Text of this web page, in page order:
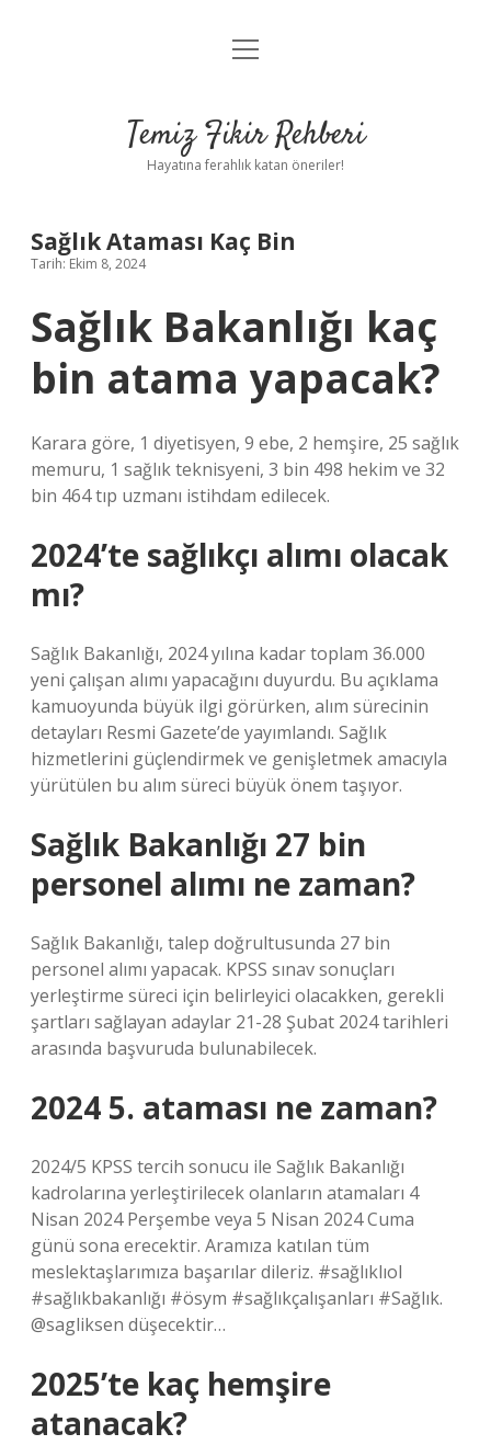
Anasayfa
Yasal Uyarı
menüyü
Temiz Fikir Rehberi
Hayatına ferahlık katan öneriler!
Sağlık Ataması Kaç Bin
Tarih: Ekim 8, 2024
Sağlık Bakanlığı kaç
bin atama yapacak?
Karara göre, 1 diyetisyen, 9 ebe, 2 hemşire, 25 sağlık
memuru, 1 sağlık teknisyeni, 3 bin 498 hekim ve 32
bin 464 tıp uzmanı istihdam edilecek.
2024’te sağlıkçı alımı olacak
mı?
Sağlık Bakanlığı, 2024 yılına kadar toplam 36.000
yeni çalışan alımı yapacağını duyurdu. Bu açıklama
kamuoyunda büyük ilgi görürken, alım sürecinin
detayları Resmi Gazete’de yayımlandı. Sağlık
hizmetlerini güçlendirmek ve genişletmek amacıyla
yürütülen bu alım süreci büyük önem taşıyor.
Sağlık Bakanlığı 27 bin
personel alımı ne zaman?
Sağlık Bakanlığı, talep doğrultusunda 27 bin
personel alımı yapacak. KPSS sınav sonuçları
yerleştirme süreci için belirleyici olacakken, gerekli
şartları sağlayan adaylar 21-28 Şubat 2024 tarihleri ​​
arasında başvuruda bulunabilecek.
2024 5. ataması ne zaman?
2024/5 KPSS tercih sonucu ile Sağlık Bakanlığı
kadrolarına yerleştirilecek olanların atamaları 4
Nisan 2024 Perşembe veya 5 Nisan 2024 Cuma
günü sona erecektir. Aramıza katılan tüm
meslektaşlarımıza başarılar dileriz. #sağlıklıol
#sağlıkbakanlığı #ösym #sağlıkçalışanları #Sağlık.
@sagliksen düşecektir…
2025’te kaç hemşire
atanacak?